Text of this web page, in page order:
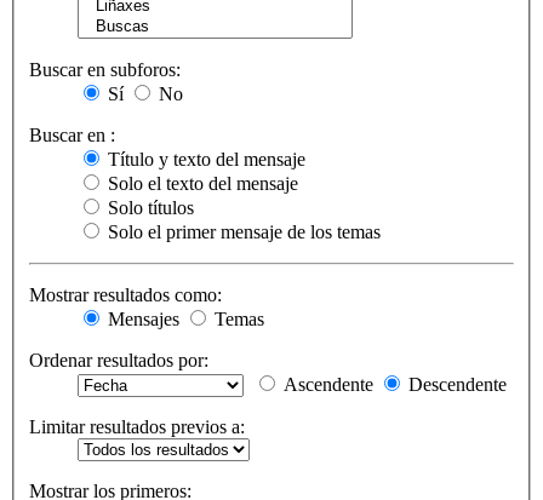
Buscar en subforos:
Sí
No
Buscar en :
Título y texto del mensaje
Solo el texto del mensaje
Solo títulos
Solo el primer mensaje de los temas
Mostrar resultados como:
Mensajes
Temas
Ordenar resultados por:
Ascendente
Descendente
Limitar resultados previos a:
Mostrar los primeros: